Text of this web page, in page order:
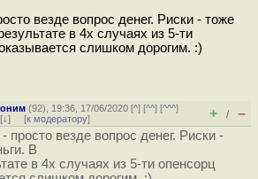
везде вопрос денег. Риски - тоже
в 4х случаях из 5-ти
слишком дорогим. :)
(92), 19:36, 17/06/2020 [^] [^^] [^^^]
[↓] [к модератору] + / –
просто везде вопрос денег. Риски -
В
в 4х случаях из 5-ти опенсорц